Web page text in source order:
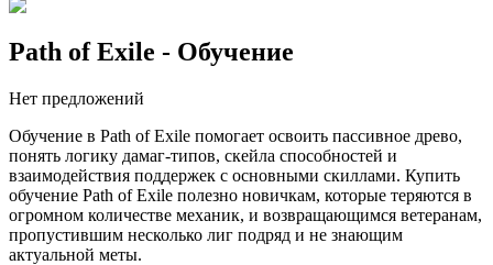
Path of Exile - Обучение
Нет предложений
Обучение в Path of Exile помогает освоить пассивное древо,
понять логику дамаг-типов, скейла способностей и
взаимодействия поддержек с основными скиллами. Купить
обучение Path of Exile полезно новичкам, которые теряются в
огромном количестве механик, и возвращающимся ветеранам,
пропустившим несколько лиг подряд и не знающим
актуальной меты.